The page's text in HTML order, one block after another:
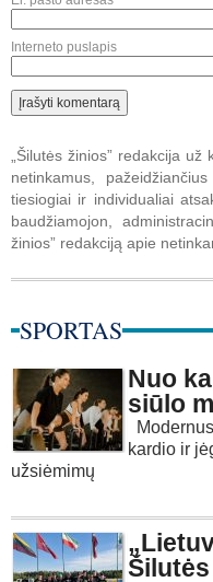
Interneto puslapis
„Šilutės žinios” redakcija
netinkamus,
tiesiogiai ir individualiai
baudžiamojon,
žinios” redakciją apie
SPORTAS
Nuo
siūlo
kardio ir
užsiėmimų